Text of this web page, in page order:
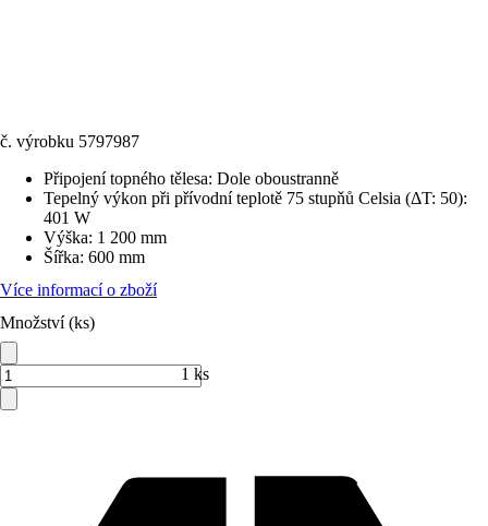
č. výrobku 5797987
Připojení topného tělesa: Dole oboustranně
Tepelný výkon při přívodní teplotě 75 stupňů Celsia (ΔT: 50):
401 W
Výška: 1 200 mm
Šířka: 600 mm
Více informací o zboží
Množství (ks)
1 ks